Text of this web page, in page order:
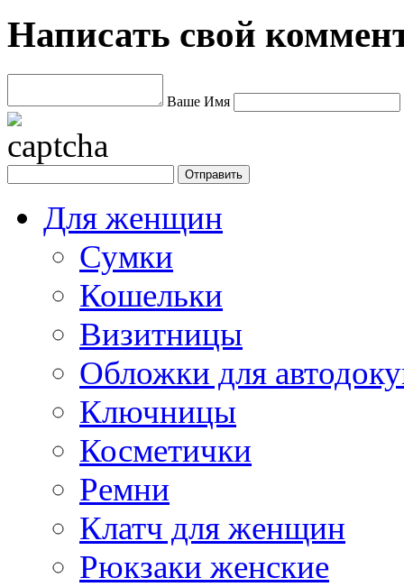
Написать свой
Ваше Имя
Для женщин
Сумки
Кошельки
Визитницы
Обложки для
Ключницы
Косметички
Ремни
Клатч для женщин
Рюкзаки женские